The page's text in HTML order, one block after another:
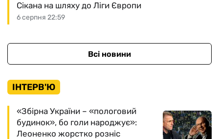
6 серпня 22:59
Сікана на шляху до Ліги Європи
Всі новини
ІНТЕРВ'Ю
«Збірна України – «пологовий
будинок», бо голи народжує»:
Леоненко жорстко розніс